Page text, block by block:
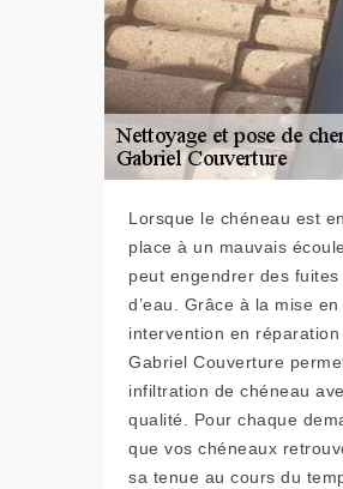
Lorsque le chéneau est
place à un mauvais
peut engendrer des
d’eau. Grâce à la mise en
intervention en
Gabriel Couverture
infiltration de chéneau
qualité. Pour chaque
que vos chéneaux
sa tenue au cours du